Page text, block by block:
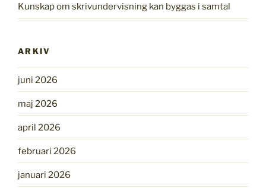
Kunskap om skrivundervisning kan byggas i samtal
ARKIV
juni 2026
maj 2026
april 2026
februari 2026
januari 2026